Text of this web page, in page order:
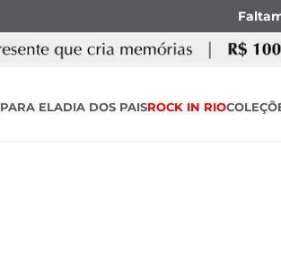
PARA ELADIA DOS PAISROCK IN RIO